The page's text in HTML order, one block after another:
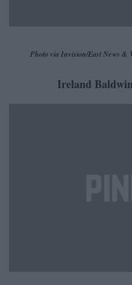
Photo via Invision/East News &
Ireland